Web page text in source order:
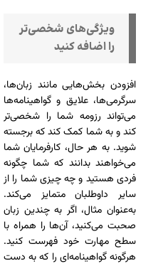
ویژگی‌های شخصی‌تر
را اضافه کنید
افزودن بخش‌هایی مانند زبان‌ها،
سرگرمی‌ها، علایق و گواهینامه‌ها
می‌تواند رزومه شما را شخصی‌تر
کند و به شما کمک کند که برجسته
شوید. به هر حال، کارفرمایان شما
می‌خواهند بدانند که شما چگونه
فردی هستید و چه چیزی شما را از
سایر داوطلبان متمایز می‌کند.
به‌عنوان مثال، اگر به چندین زبان
صحبت می‌کنید، آن‌ها را همراه با
سطح مهارت خود فهرست کنید.
هرگونه گواهینامه‌ای را که به دست